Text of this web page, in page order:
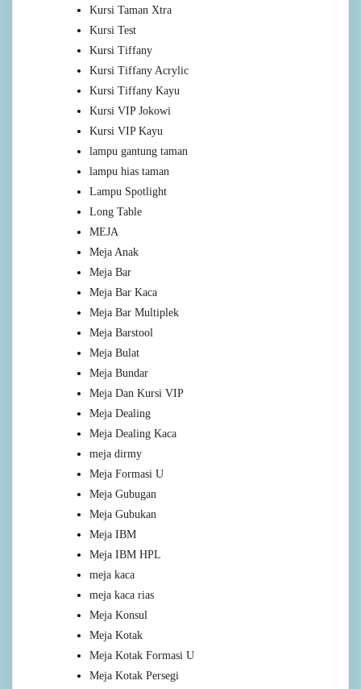
Kursi Taman Xtra
Kursi Test
Kursi Tiffany
Kursi Tiffany Acrylic
Kursi Tiffany Kayu
Kursi VIP Jokowi
Kursi VIP Kayu
lampu gantung taman
lampu hias taman
Lampu Spotlight
Long Table
MEJA
Meja Anak
Meja Bar
Meja Bar Kaca
Meja Bar Multiplek
Meja Barstool
Meja Bulat
Meja Bundar
Meja Dan Kursi VIP
Meja Dealing
Meja Dealing Kaca
meja dirmy
Meja Formasi U
Meja Gubugan
Meja Gubukan
Meja IBM
Meja IBM HPL
meja kaca
meja kaca rias
Meja Konsul
Meja Kotak
Meja Kotak Formasi U
Meja Kotak Persegi